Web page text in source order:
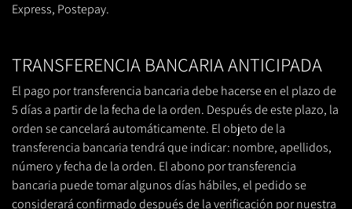
Express, Postepay.
TRANSFERENCIA BANCARIA ANTICIPADA
El pago por transferencia bancaria debe hacerse en el plazo de
5 días a partir de la fecha de la orden. Después de este plazo, la
orden se cancelará automáticamente. El objeto de la
transferencia bancaria tendrá que indicar: nombre, apellidos,
número y fecha de la orden. El abono por transferencia
bancaria puede tomar algunos días hábiles, el pedido se
considerará confirmado después de la verificación por nuestra